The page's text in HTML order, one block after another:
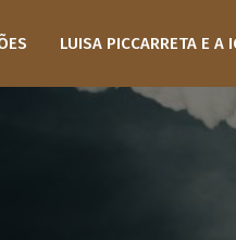
LUISA PICCARRETA E A